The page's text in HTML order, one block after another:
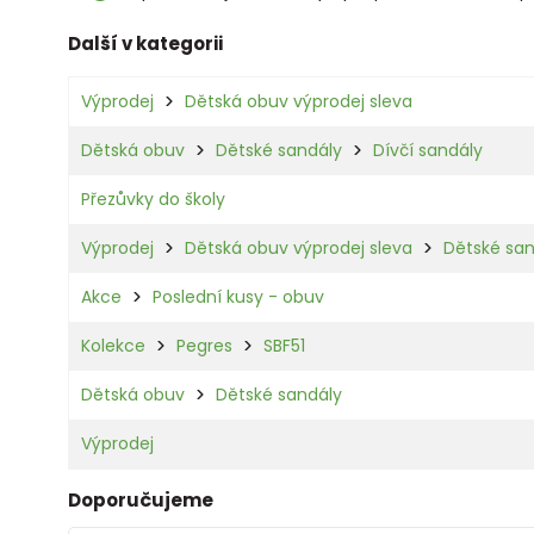
Další v kategorii
Výprodej Dětská obuv výprodej sleva
Dětská obuv Dětské sandály Dívčí sandály
Přezůvky do školy
Výprodej Dětská obuv výprodej sleva Dětské
Akce Poslední kusy - obuv
Kolekce Pegres SBF51
Dětská obuv Dětské sandály
Výprodej
Doporučujeme